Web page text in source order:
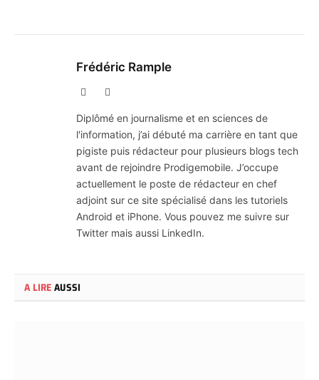
Frédéric Rample
Diplômé en journalisme et en sciences de
l'information, j’ai débuté ma carrière en tant que
pigiste puis rédacteur pour plusieurs blogs tech
avant de rejoindre Prodigemobile. J’occupe
actuellement le poste de rédacteur en chef
adjoint sur ce site spécialisé dans les tutoriels
Android et iPhone. Vous pouvez me suivre sur
Twitter mais aussi LinkedIn.
A LIREAUSSI